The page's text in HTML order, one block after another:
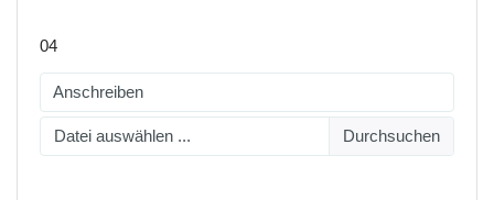
04
Datei auswählen ...